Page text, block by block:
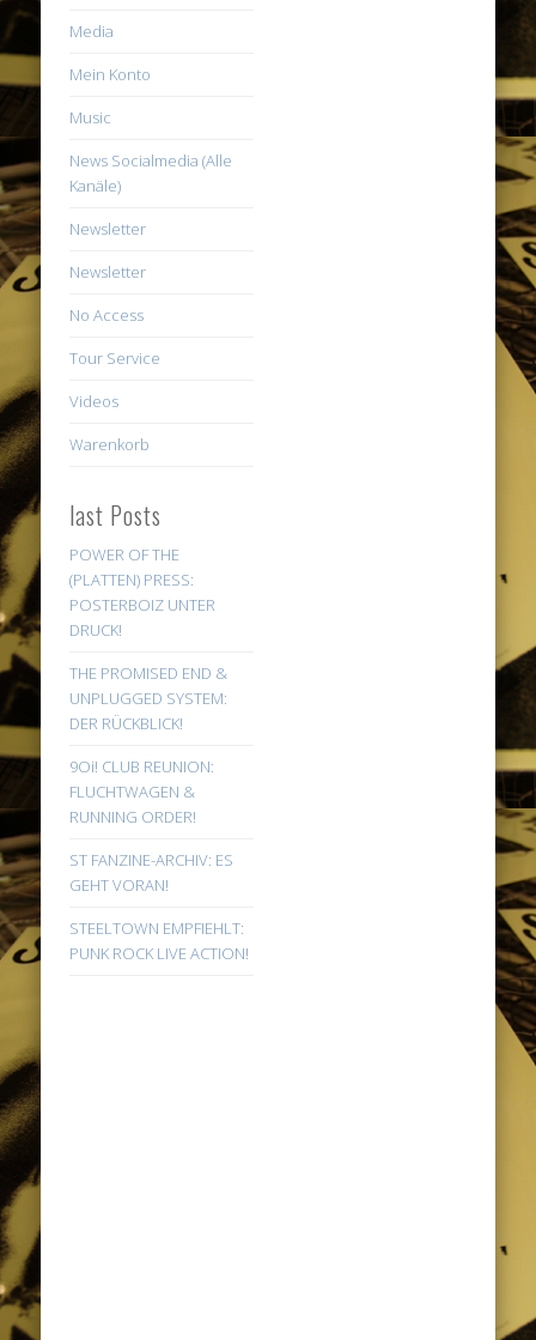
Media
Mein Konto
Music
News Socialmedia (Alle
Kanäle)
Newsletter
Newsletter
No Access
Tour Service
Videos
Warenkorb
last Posts
POWER OF THE
(PLATTEN) PRESS:
POSTERBOIZ UNTER
DRUCK!
THE PROMISED END &
UNPLUGGED SYSTEM:
DER RÜCKBLICK!
9Oi! CLUB REUNION:
FLUCHTWAGEN &
RUNNING ORDER!
ST FANZINE-ARCHIV: ES
GEHT VORAN!
STEELTOWN EMPFIEHLT:
PUNK ROCK LIVE ACTION!